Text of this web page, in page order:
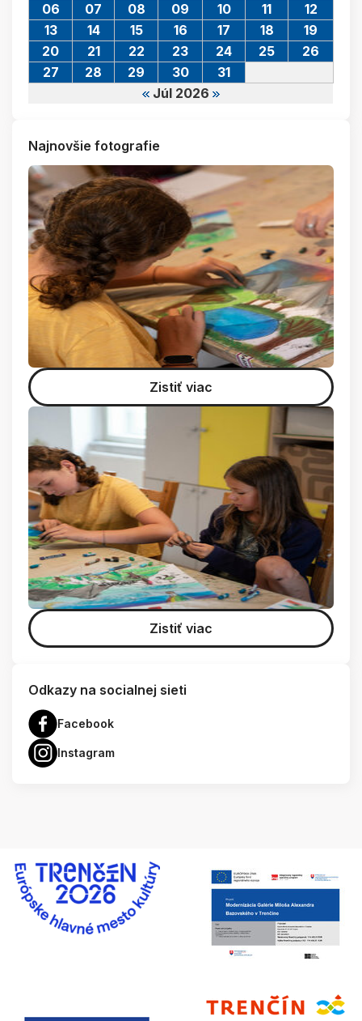
Júl 2026
06
07 08 09 10 11
12
13
14 15 16 17 18
19
20
21 22 23 24 25
26
27
28 29 30 31
Najnovšie fotografie
Zistiť viac
Zistiť viac
Odkazy na socialnej sieti
Facebook
Instagram